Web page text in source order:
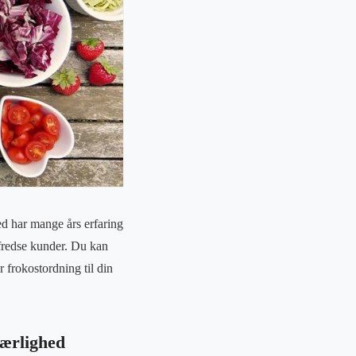
har mange års erfaring
kunder. Du kan
frokostordning til din